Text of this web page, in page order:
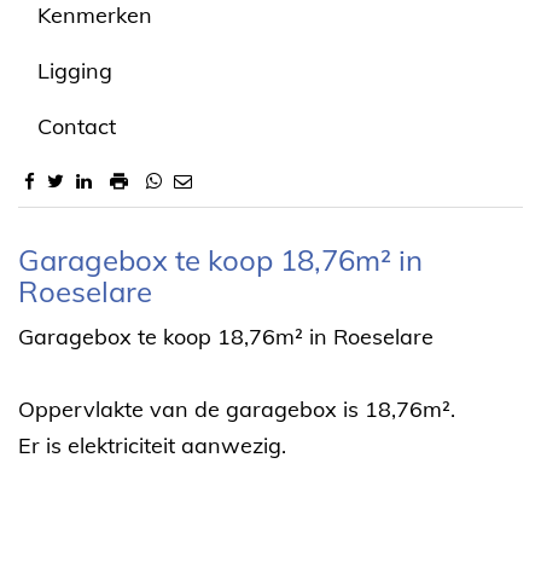
Kenmerken
Ligging
Contact
Omschrijving
Garagebox te koop 18,76m² in
Roeselare
Garagebox te koop 18,76m² in Roeselare
Oppervlakte van de garagebox is 18,76m².
Er is elektriciteit aanwezig.